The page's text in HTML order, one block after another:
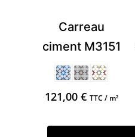
Carreau
ciment M3151
121,00 € TTC / m²